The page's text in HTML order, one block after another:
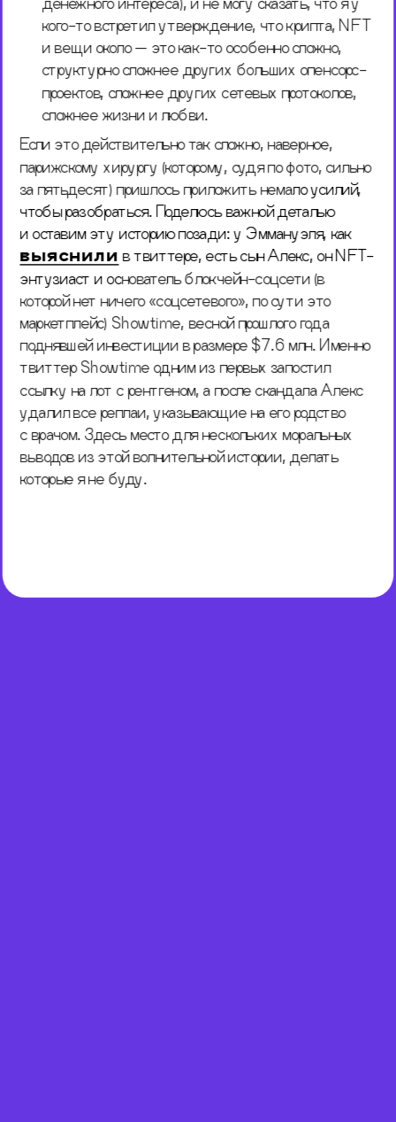
кого-то встретил утверждение, что крипта, NFT
и вещи около — это как-то особенно сложно,
структурно сложнее других больших опенсорс-
проектов, сложнее других сетевых протоколов,
сложнее жизни и любви.
Если это действительно так сложно, наверное,
парижскому хирургу (которому, судя по фото, сильно
за пятьдесят) пришлось приложить немало усилий,
чтобы разобраться. Поделюсь важной деталью
и оставим эту историю позади: у Эммануэля, как
выяснили в твиттере, есть сын Алекс, он NFT-
энтузиаст и основатель блокчейн-соцсети (в
которой нет ничего «соцсетевого», по сути это
маркетплейс) Showtime, весной прошлого года
поднявшей инвестиции в размере $7.6 млн. Именно
твиттер Showtime одним из первых запостил
ссылку на лот с рентгеном, а после скандала Алекс
удалил все реплаи, указывающие на его родство
с врачом. Здесь место для нескольких моральных
выводов из этой волнительной истории, делать
которые я не буду.